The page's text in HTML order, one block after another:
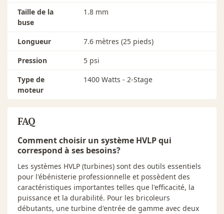
Taille de la
buse
1.8 mm
Longueur
7.6 mètres (25 pieds)
Pression
5 psi
Type de
moteur
1400 Watts - 2-Stage
FAQ
Comment choisir un système HVLP qui
correspond à ses besoins?
Les systèmes HVLP (turbines) sont des outils essentiels
pour l'ébénisterie professionnelle et possèdent des
caractéristiques importantes telles que l'efficacité, la
puissance et la durabilité. Pour les bricoleurs
débutants, une turbine d'entrée de gamme avec deux